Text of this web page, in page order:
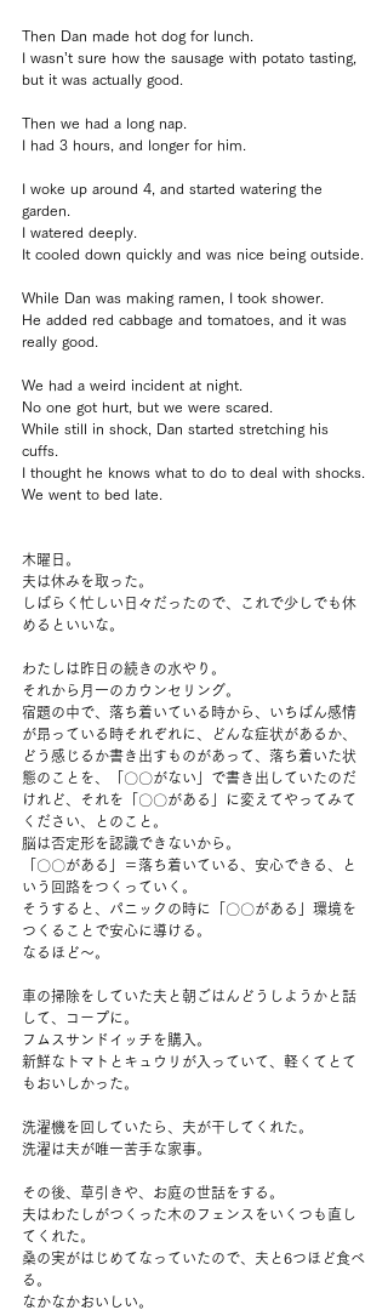
Then Dan made hot dog for lunch.
I wasn’t sure how the sausage with potato tasting,
but it was actually good.
Then we had a long nap.
I had 3 hours, and longer for him.
I woke up around 4, and started watering the
garden.
I watered deeply.
It cooled down quickly and was nice being outside.
While Dan was making ramen, I took shower.
He added red cabbage and tomatoes, and it was
really good.
We had a weird incident at night.
No one got hurt, but we were scared.
While still in shock, Dan started stretching his
cuffs.
I thought he knows what to do to deal with shocks.
We went to bed late.
木曜日。
夫は休みを取った。
しばらく忙しい日々だったので、これで少しでも休
めるといいな。
わたしは昨日の続きの水やり。
それから月一のカウンセリング。
宿題の中で、落ち着いている時から、いちばん感情
が昂っている時それぞれに、どんな症状があるか、
どう感じるか書き出すものがあって、落ち着いた状
態のことを、「〇〇がない」で書き出していたのだ
けれど、それを「〇〇がある」に変えてやってみて
ください、とのこと。
脳は否定形を認識できないから。
「〇〇がある」＝落ち着いている、安心できる、と
いう回路をつくっていく。
そうすると、パニックの時に「〇〇がある」環境を
つくることで安心に導ける。
なるほど～。
車の掃除をしていた夫と朝ごはんどうしようかと話
して、コープに。
フムスサンドイッチを購入。
新鮮なトマトとキュウリが入っていて、軽くてとて
もおいしかった。
洗濯機を回していたら、夫が干してくれた。
洗濯は夫が唯一苦手な家事。
その後、草引きや、お庭の世話をする。
夫はわたしがつくった木のフェンスをいくつも直し
てくれた。
桑の実がはじめてなっていたので、夫と6つほど食べ
る。
なかなかおいしい。